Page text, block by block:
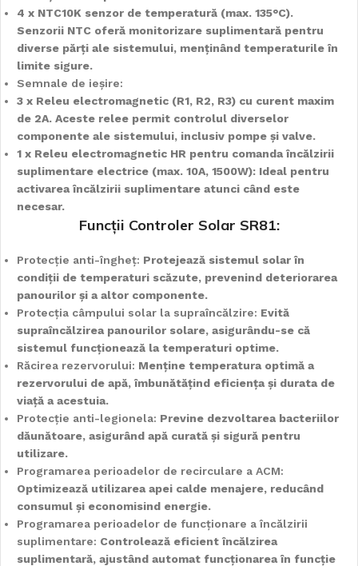
4 x NTC10K senzor de temperatură (max. 135°C).
Senzorii NTC oferă monitorizare suplimentară pentru
diverse părți ale sistemului, menținând temperaturile în
limite sigure.
Semnale de ieșire:
3 x Releu electromagnetic (R1, R2, R3) cu curent maxim
de 2A. Aceste relee permit controlul diverselor
componente ale sistemului, inclusiv pompe și valve.
1 x Releu electromagnetic HR pentru comanda încălzirii
suplimentare electrice (max. 10A, 1500W): Ideal pentru
activarea încălzirii suplimentare atunci când este
necesar.
Funcții Controler Solar SR81:
Protecție anti-îngheț: Protejează sistemul solar în
condiții de temperaturi scăzute, prevenind deteriorarea
panourilor și a altor componente.
Protecția câmpului solar la supraîncălzire: Evită
supraîncălzirea panourilor solare, asigurându-se că
sistemul funcționează la temperaturi optime.
Răcirea rezervorului: Menține temperatura optimă a
rezervorului de apă, îmbunătățind eficiența și durata de
viață a acestuia.
Protecție anti-legionela: Previne dezvoltarea bacteriilor
dăunătoare, asigurând apă curată și sigură pentru
utilizare.
Programarea perioadelor de recirculare a ACM:
Optimizează utilizarea apei calde menajere, reducând
consumul și economisind energie.
Programarea perioadelor de funcționare a încălzirii
suplimentare: Controlează eficient încălzirea
suplimentară, ajustând automat funcționarea în funcție